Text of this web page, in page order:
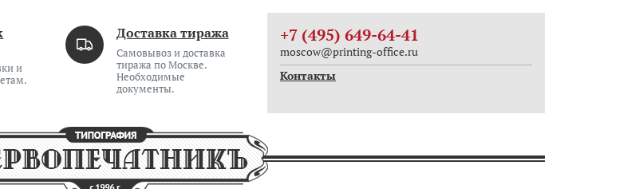
и
Доставка тиража
Самовывоз и доставка
тиража по Москве.
Необходимые
документы.
+7 (495) 649-64-41
moscow@printing-office.ru
Контакты